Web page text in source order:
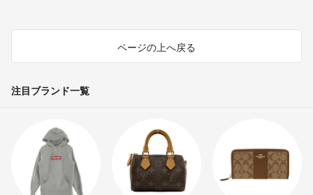
ページの上へ戻る
注目ブランド一覧